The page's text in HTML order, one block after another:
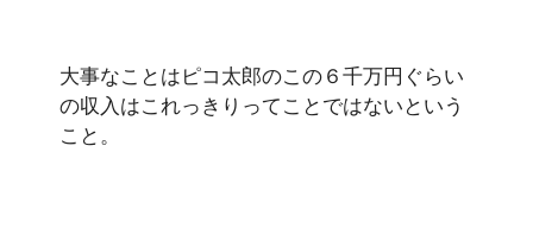
大事なことはピコ太郎のこの６千万円ぐらい
の収入はこれっきりってことではないという
こと。